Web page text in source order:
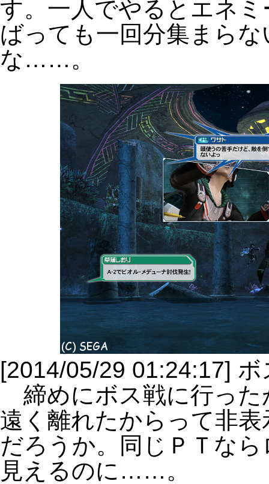
す。一人でやるとエネ
ばっても一回分集まら
な……。
[2014/05/29 01:24:17]
締めにボス戦に行った
遠く離れたからって非
だろうか。同じＰＴな
見えるのに……。